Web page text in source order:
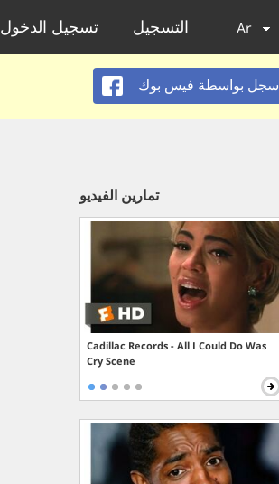
تسجيل الدخول التسجيل Ar
سجل بواسطة فيس بوك
تمارين الفيديو
Cadillac Records - All I Could Do Was
Cry Scene